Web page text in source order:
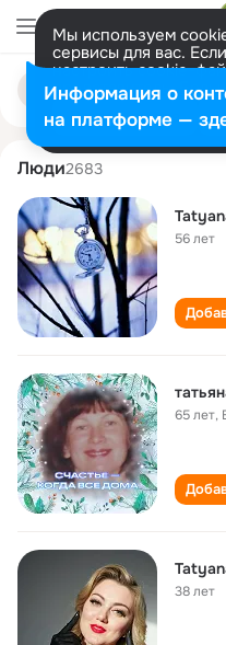
Мы используем
сервисы для вас.
настроить cookie-
представитель.
Разрешить все
Поиск
людям
tatyana vorontsova
Люди2683
56 лет
65 лет,
38 лет
Информация о
на платформе —